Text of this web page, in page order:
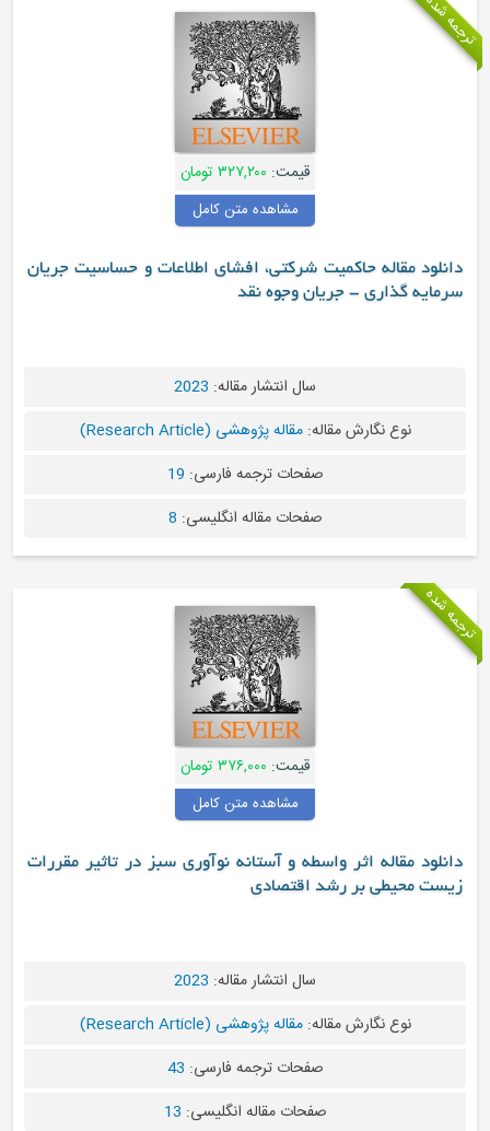
شده
قیمت:۳۲۷,۲۰۰ تومان
مشاهده متن کامل
دانلود مقاله حاکمیت شرکتی، افشای اطلاعات و حساسیت جریان
سرمایه گذاری - جریان وجوه نقد
سال انتشار مقاله:2023
نوع نگارش مقاله:مقاله پژوهشی (Research Article)
صفحات ترجمه فارسی:19
صفحات مقاله انگلیسی:8
شده
قیمت:۳۷۶,۰۰۰ تومان
مشاهده متن کامل
دانلود مقاله اثر واسطه و آستانه نوآوری سبز در تاثیر مقررات
زیست محیطی بر رشد اقتصادی
سال انتشار مقاله:2023
نوع نگارش مقاله:مقاله پژوهشی (Research Article)
صفحات ترجمه فارسی:43
صفحات مقاله انگلیسی:13